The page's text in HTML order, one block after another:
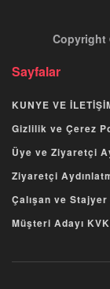
Copyright
Sayfalar
KUNYE VE
Gizlilik ve Çerez
Üye ve Ziyaretçi
Ziyaretçi
Çalışan ve
Müşteri Adayı